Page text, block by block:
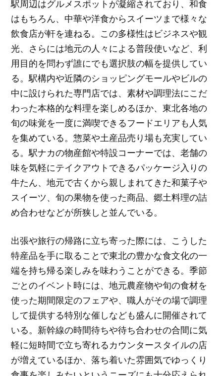
駅周辺はグルメスポットが凝縮されており、和食
はもちろん、中華や洋食からスイーツまで様々な
飲食店が軒を連ねる。この多様性はビジネスや観
光、さらには地元の人々による普段使いなど、利
用目的を問わず誰にでも選択肢の幅を提供してい
る。駅構内や近隣のショッピングモールやビルの
中に設けられた専門店では、素材や調理法にこだ
わった本格的な料理を楽しめるほか、東北各地の
旬の味覚を一度に満喫できるフードエリアも人気
を集めている。惣菜や土産品売り場も充実してい
る。駅ナカの物産館や特設コーナーでは、老舗の
味を気軽にテイクアウトできるパッケージ入りの
牛たん、地元で古くから親しまれてきた和菓子や
スイーツ、旬の果物を使った商品、郷土料理の詰
め合わせなどが所狭しと並んでいる。
出張や旅行の帰路に立ち寄った際には、こうした
特産品を手に取ることで東北の豊かな食文化の一
端を持ち帰る楽しみを味わうことができる。季節
ごとのイベント時には、地元農産物や旬の食材を
使った期間限定のフェアや、職人がその場で調理
して提供する特別な催しなども盛んに開催されて
いる。新幹線の時間待ちや待ち合わせの合間に気
軽に短時間で立ち寄れるカウンタースタイルの店
が増えているほか、落ち着いた雰囲気でゆっくり